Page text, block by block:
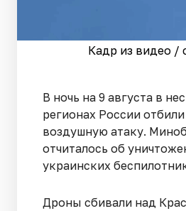
Кадр из видео /
В ночь на 9 августа в
регионах России
воздушную атаку.
отчиталось об
украинских
Дроны сбивали над